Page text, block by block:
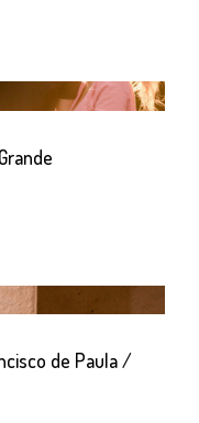
de Paula /